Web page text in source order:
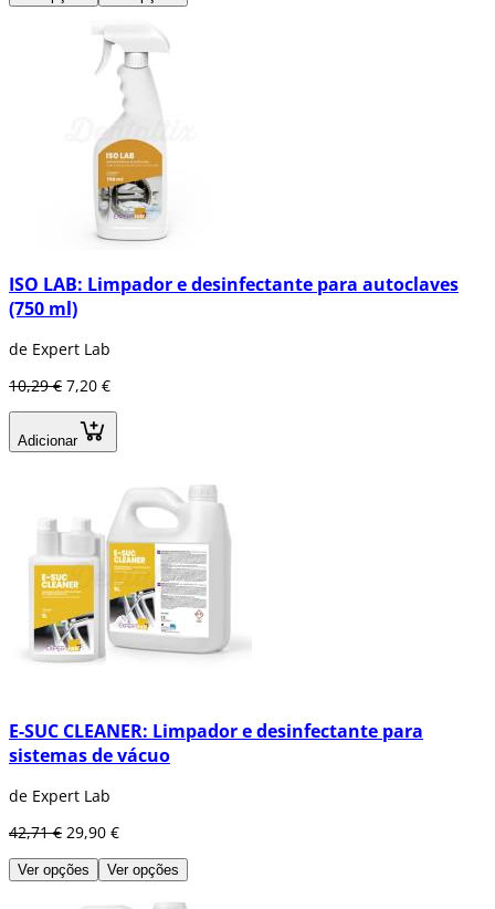
ISO LAB: Limpador e desinfectante para autoclaves
(750 ml)
de Expert Lab
10,29 € 7,20 €
Adicionar
E-SUC CLEANER: Limpador e desinfectante para
sistemas de vácuo
de Expert Lab
42,71 € 29,90 €
Ver opções Ver opções